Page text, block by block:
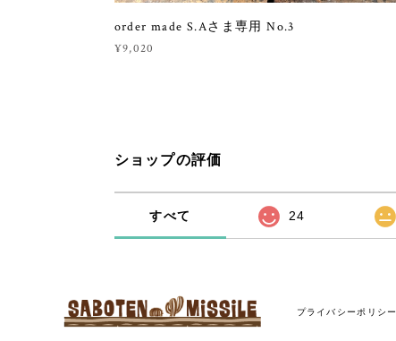
order made S.Aさま専用 No.3
¥9,020
ショップの評価
すべて 24
プライバシーポリシー